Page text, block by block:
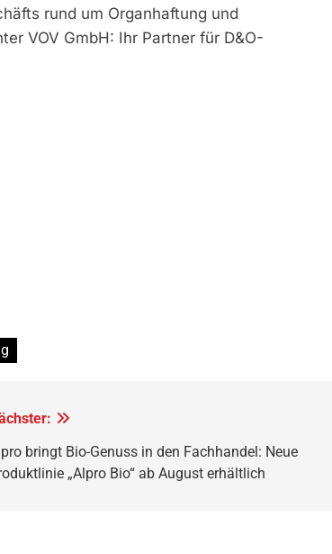
rund um Organhaftung und
VOV GmbH: Ihr Partner für D&O-
bringt Bio-Genuss in den Fachhandel: Neue
„Alpro Bio“ ab August erhältlich